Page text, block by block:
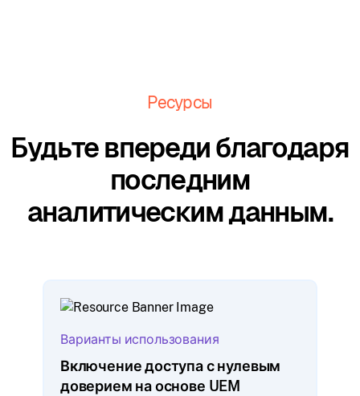
Ресурсы
Будьте впереди благодаря
последним
аналитическим данным.
Варианты использования
Включение доступа с нулевым
доверием на основе UEM